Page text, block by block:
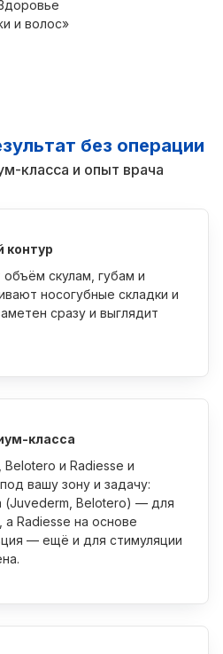
и волос»
без операции
класса и опыт врача
контур
скулам, губам и
носогубные складки и
сразу и выглядит
класса
и Radiesse и
вашу зону и задачу:
(Juvederm, Belotero) — для
Radiesse на основе
— ещё и для стимуляции